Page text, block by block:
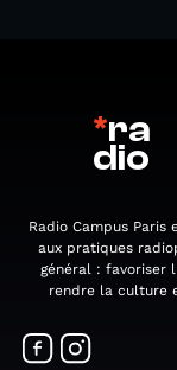
*ra
dio
Radio Campus
aux pratiques
général : favoriser
rendre la culture